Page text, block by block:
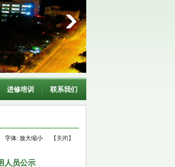
进修培训 联系我们
【关闭】
字体: 放大缩小
人员公示